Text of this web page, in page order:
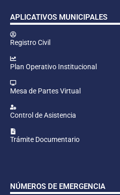
APLICATIVOS MUNICIPALES
Registro Civil
Plan Operativo Institucional
Mesa de Partes Virtual
Control de Asistencia
Trámite Documentario
NÚMEROS DE EMERGENCIA